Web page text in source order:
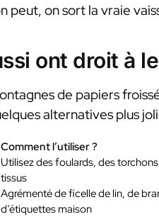
peut, on sort la vraie
ont droit à
de papiers
alternatives plus
Comment l’utiliser ?
Utilisez des foulards, des
tissus
Agrémenté de ficelle de lin, de
d’étiquettes maison